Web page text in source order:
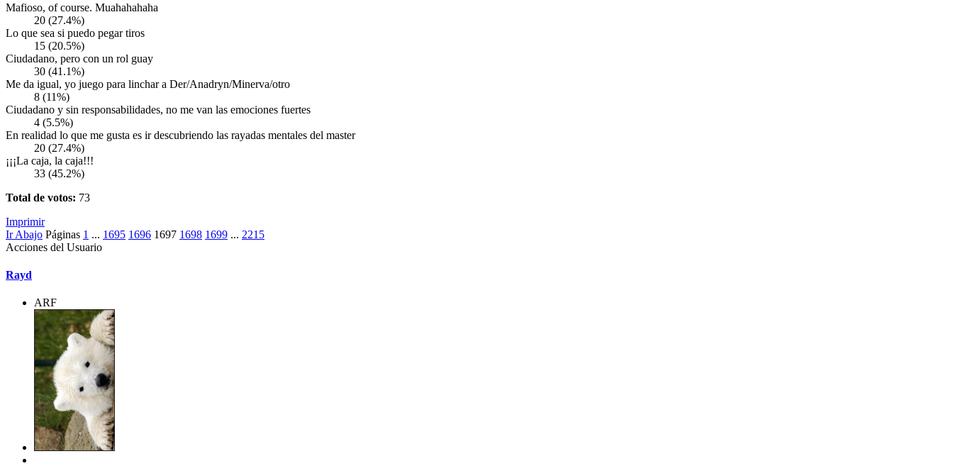
Mafioso, of course. Muahahahaha
20 (27.4%)
Lo que sea si puedo pegar tiros
15 (20.5%)
Ciudadano, pero con un rol guay
30 (41.1%)
Me da igual, yo juego para linchar a Der/Anadryn/Minerva/otro
8 (11%)
Ciudadano y sin responsabilidades, no me van las emociones fuertes
4 (5.5%)
En realidad lo que me gusta es ir descubriendo las rayadas mentales del master
20 (27.4%)
¡¡¡La caja, la caja!!!
33 (45.2%)
Total de votos: 73
Imprimir
Ir Abajo Páginas 1 ... 1695 1696 1697 1698 1699 ... 2215
Acciones del Usuario
Rayd
ARF